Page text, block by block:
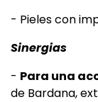
- Pieles con
Sinergias
- Para una
de Bardana,